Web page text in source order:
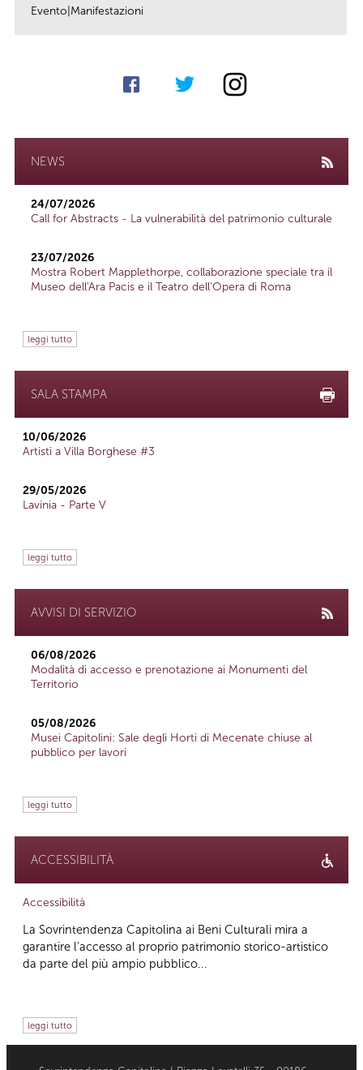
Evento|Manifestazioni
NEWS
24/07/2026
Call for Abstracts - La vulnerabilità del patrimonio culturale
23/07/2026
Mostra Robert Mapplethorpe, collaborazione speciale tra il
Museo dell'Ara Pacis e il Teatro dell'Opera di Roma
leggi tutto
SALA STAMPA
10/06/2026
Artisti a Villa Borghese #3
29/05/2026
Lavinia - Parte V
leggi tutto
AVVISI DI SERVIZIO
06/08/2026
Modalità di accesso e prenotazione ai Monumenti del
Territorio
05/08/2026
Musei Capitolini: Sale degli Horti di Mecenate chiuse al
pubblico per lavori
leggi tutto
ACCESSIBILITÀ
Accessibilità
La Sovrintendenza Capitolina ai Beni Culturali mira a
garantire l’accesso al proprio patrimonio storico-artistico
da parte del più ampio pubblico...
leggi tutto